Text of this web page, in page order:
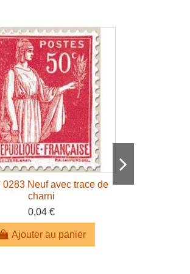
0283 Neuf avec trace de
charni
0,04 €
Ajouter au panier